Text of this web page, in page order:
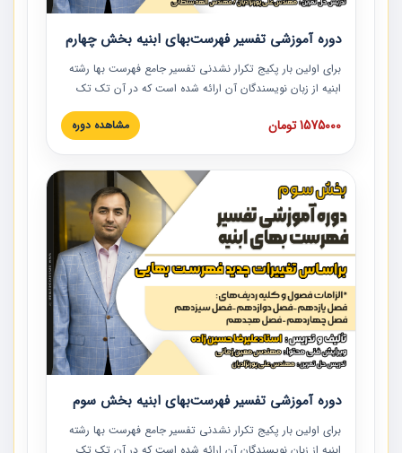
دوره آموزشی تفسیر فهرست‌بهای ابنیه بخش چهارم
برای اولین بار پکیج تکرار نشدنی تفسیر جامع فهرست بها رشته
ابنیه از زبان نویسندگان آن ارائه شده است که در آن تک تک
ردیف ها و مطالب فهرست بها تفسیر و ارائه شده است. این
دوره به صورت کامل تصویری بوده و به همراه تصاویر عملیات
دوره با کلام مهندس علیرضاحسین‌زاده مدیر پروژه مهندسی
مشاور در امر بازنگری فهرست بها رشته ابنیه ارائه شده و به تمام
همکارانی که در حوزه صنعت ساخت در حال فعالیت هستند حتما
توصیه می کنیم از مطالب این دوره استفاده نمایند.
1575000 تومان مشاهده دوره
دوره آموزشی تفسیر فهرست‌بهای ابنیه بخش سوم
برای اولین بار پکیج تکرار نشدنی تفسیر جامع فهرست بها رشته